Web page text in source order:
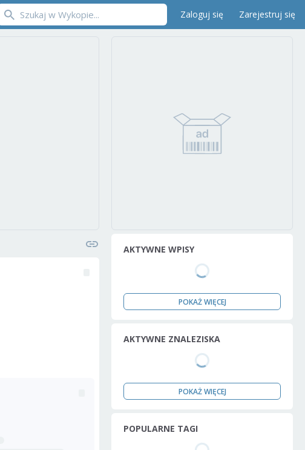
Zaloguj się Zarejestruj się
AKTYWNE WPISY
POKAŻ WIĘCEJ
AKTYWNE ZNALEZISKA
POKAŻ WIĘCEJ
POPULARNE TAGI